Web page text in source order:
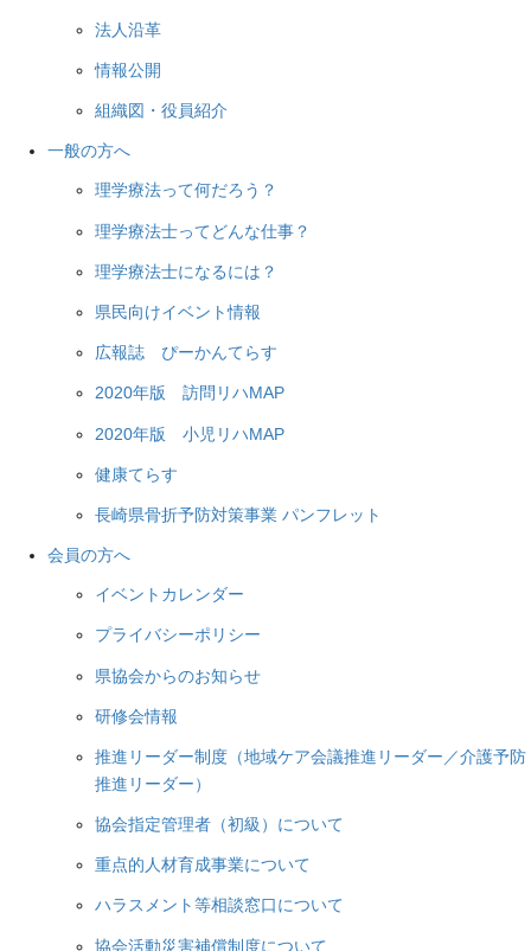
法人沿革
情報公開
組織図・役員紹介
一般の方へ
理学療法って何だろう？
理学療法士ってどんな仕事？
理学療法士になるには？
県民向けイベント情報
広報誌 ぴーかんてらす
2020年版 訪問リハMAP
2020年版 小児リハMAP
健康てらす
長崎県骨折予防対策事業 パンフレット
会員の方へ
イベントカレンダー
プライバシーポリシー
県協会からのお知らせ
研修会情報
推進リーダー制度（地域ケア会議推進リーダー／介護予防
推進リーダー）
協会指定管理者（初級）について
重点的人材育成事業について
ハラスメント等相談窓口について
協会活動災害補償制度について